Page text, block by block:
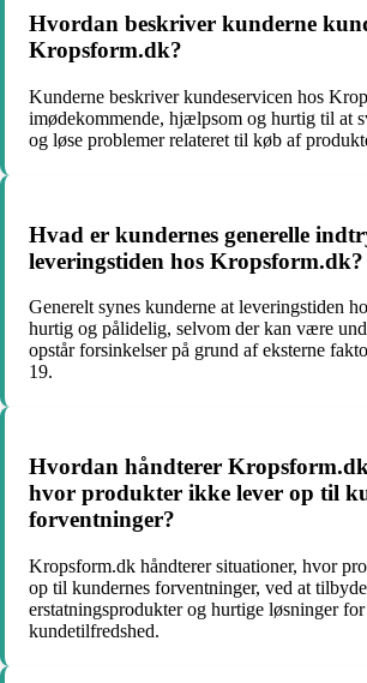
Hvordan beskriver kunderne
Kropsform.dk?
Kunderne beskriver kundeservicen hos
imødekommende, hjælpsom og hurtig til at
og løse problemer relateret til køb af
Hvad er kundernes generelle
leveringstiden hos Kropsform.dk?
Generelt synes kunderne at leveringstiden
hurtig og pålidelig, selvom der kan være
opstår forsinkelser på grund af eksterne
19.
Hvordan håndterer
hvor produkter ikke lever op til
forventninger?
Kropsform.dk håndterer situationer, hvor
op til kundernes forventninger, ved at
erstatningsprodukter og hurtige løsninger
kundetilfredshed.